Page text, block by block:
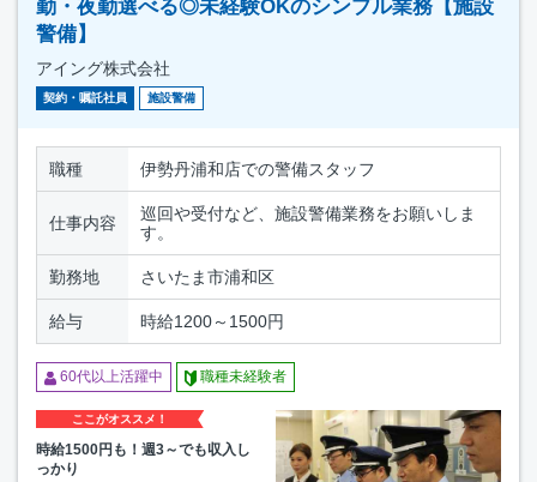
勤・夜勤選べる◎未経験OKのシンプル業務【施設
警備】
アイング株式会社
契約・嘱託社員 施設警備
職種 伊勢丹浦和店での警備スタッフ
仕事内容
巡回や受付など、施設警備業務をお願いしま
す。
勤務地 さいたま市浦和区
給与 時給1200～1500円
60代以上活躍中 職種未経験者
ここがオススメ！
時給1500円も！週3～でも収入し
っかり